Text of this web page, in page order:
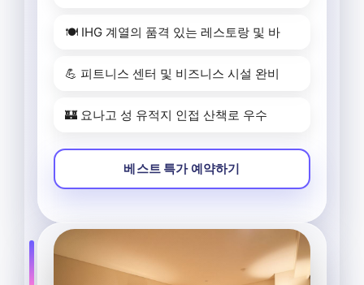
🍽️ IHG 계열의 품격 있는 레스토랑 및 바
💪 피트니스 센터 및 비즈니스 시설 완비
🏰 요나고 성 유적지 인접 산책로 우수
베스트 특가 예약하기